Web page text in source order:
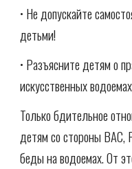
• Не допускайте
детьми!
• Разъясните детям о
искусственных
Только бдительное
детям со стороны
беды на водоемах. От